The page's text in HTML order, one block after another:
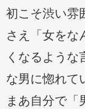
初こそ渋い雰
さえ「女をな
くなるよう
な男に惚れて
まあ自分で「